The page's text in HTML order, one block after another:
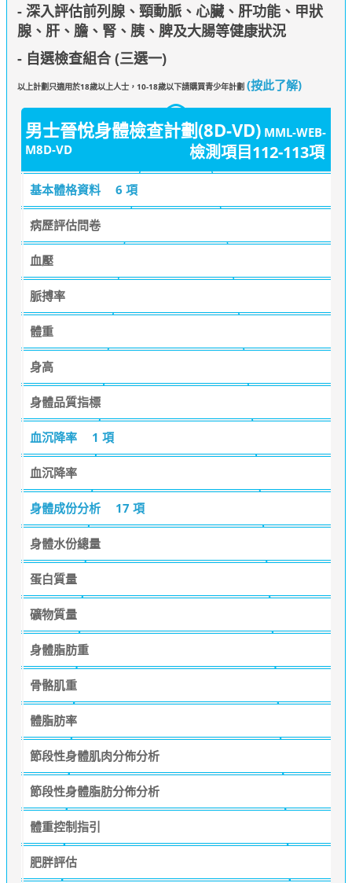
- 深入評估前列腺、頸動脈、心臟、肝功能、甲狀
腺、肝、膽、腎、胰、脾及大腸等健康狀況
- 自選檢查組合 (三選一)
以上計劃只適用於18歲以上人士，10-18歲以下請購買青少年計劃 (按此了解)
男士晉悅身體檢查計劃(8D-VD) MML-WEB-
M8D-VD
檢測項目112-113項
基本體格資料 6 項
病歷評估問卷
血壓
脈搏率
體重
身高
身體品質指標
血沉降率 1 項
血沉降率
身體成份分析 17 項
身體水份總量
蛋白質量
礦物質量
身體脂肪重
骨骼肌重
體脂肪率
節段性身體肌肉分佈分析
節段性身體脂肪分佈分析
體重控制指引
肥胖評估